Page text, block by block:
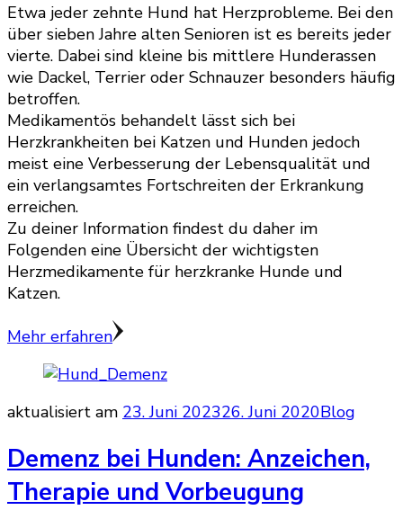
Etwa jeder zehnte Hund hat Herzprobleme. Bei den
über sieben Jahre alten Senioren ist es bereits jeder
vierte. Dabei sind kleine bis mittlere Hunderassen
wie Dackel, Terrier oder Schnauzer besonders häufig
betroffen.
Medikamentös behandelt lässt sich bei
Herzkrankheiten bei Katzen und Hunden jedoch
meist eine Verbesserung der Lebensqualität und
ein verlangsamtes Fortschreiten der Erkrankung
erreichen.
Zu deiner Information findest du daher im
Folgenden eine Übersicht der wichtigsten
Herzmedikamente für herzkranke Hunde und
Katzen.
Mehr erfahren
aktualisiert am 23. Juni 202326. Juni 2020Blog
Demenz bei Hunden: Anzeichen,
Therapie und Vorbeugung